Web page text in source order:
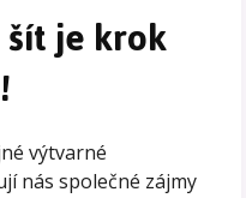
je krok
výtvarné
nás společné zájmy